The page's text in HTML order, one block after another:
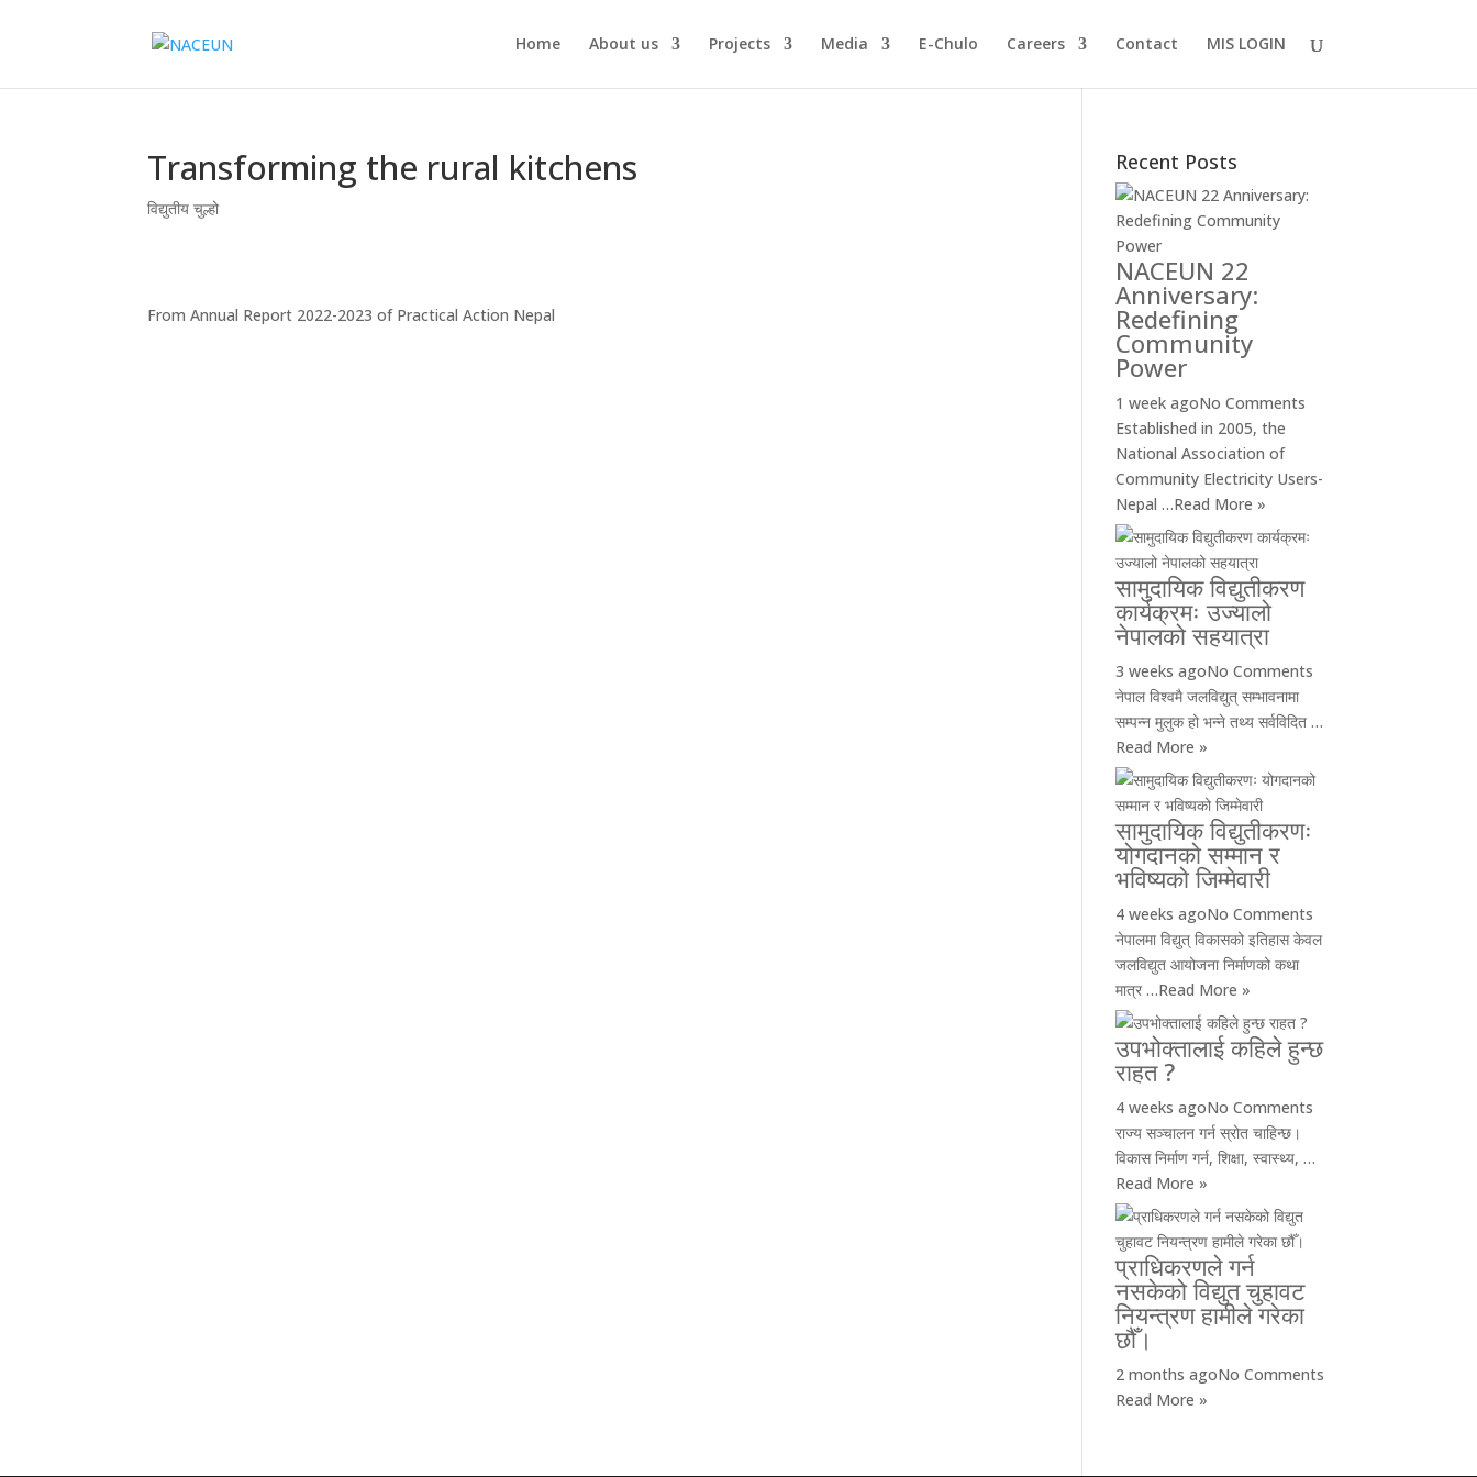
Home About us Projects Media E-Chulo Careers Contact MIS LOGIN
Transforming the rural kitchens
विद्युतीय चुल्हो
From Annual Report 2022-2023 of Practical Action Nepal
Recent Posts
NACEUN 22
Anniversary:
Redefining
Community
Power
1 week agoNo Comments
Established in 2005, the
National Association of
Community Electricity Users-
Nepal …Read More »
सामुदायिक विद्युतीकरण
कार्यक्रमः उज्यालो
नेपालको सहयात्रा
3 weeks agoNo Comments
नेपाल विश्वमै जलविद्युत् सम्भावनामा
सम्पन्न मुलुक हो भन्ने तथ्य सर्वविदित …
Read More »
सामुदायिक विद्युतीकरणः
योगदानको सम्मान र
भविष्यको जिम्मेवारी
4 weeks agoNo Comments
नेपालमा विद्युत् विकासको इतिहास केवल
जलविद्युत आयोजना निर्माणको कथा
मात्र …Read More »
उपभोक्तालाई कहिले हुन्छ
राहत ?
4 weeks agoNo Comments
राज्य सञ्चालन गर्न स्रोत चाहिन्छ।
विकास निर्माण गर्न, शिक्षा, स्वास्थ्य, …
Read More »
प्राधिकरणले गर्न
नसकेको विद्युत चुहावट
नियन्त्रण हामीले गरेका
छौँ।
2 months agoNo Comments
Read More »